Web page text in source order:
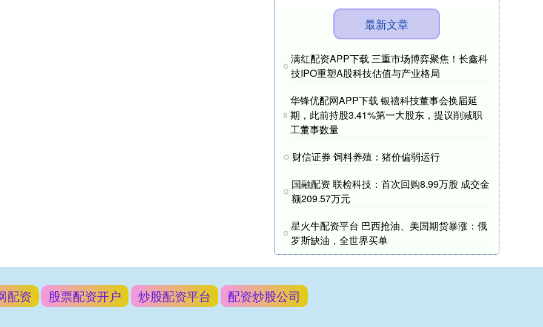
最新文章
满红配资APP下载 三重市场博弈聚焦！长鑫科
技IPO重塑A股科技估值与产业格局
华锋优配网APP下载 银禧科技董事会换届延
期，此前持股3.41%第一大股东，提议削减职
工董事数量
财信证券 饲料养殖：猪价偏弱运行
国融配资 联检科技：首次回购8.99万股 成交金
额209.57万元
星火牛配资平台 巴西抢油、美国期货暴涨：俄
罗斯缺油，全世界买单
配资 股票配资开户 炒股配资平台 配资炒股公司